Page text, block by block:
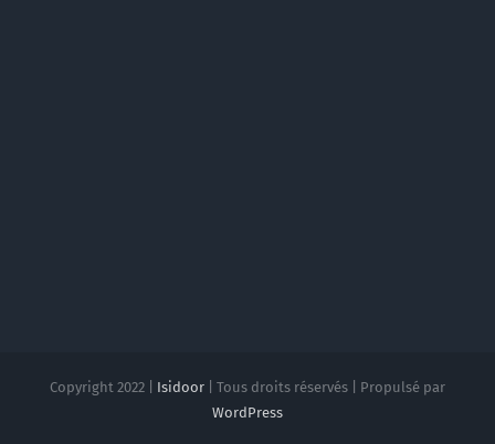
Copyright 2022 | Isidoor | Tous droits réservés | Propulsé par
WordPress